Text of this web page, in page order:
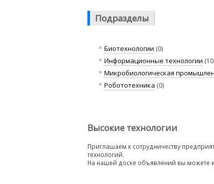
Подразделы
Биотехнологии (0)
Информационные технологии
Микробиологическая
Робототехника (0)
Высокие технологии
Приглашаем к сотрудничеству
технологий.
На нашей доске объявлений вы можете